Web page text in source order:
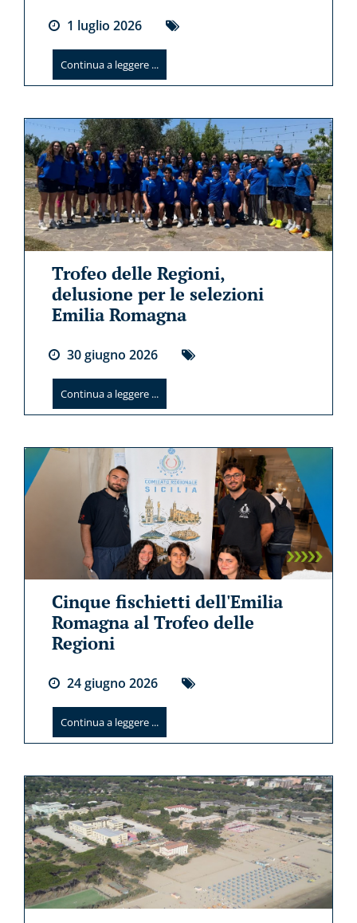
1 luglio 2026
Continua a leggere ...
Trofeo delle Regioni,
delusione per le selezioni
Emilia Romagna
30giugno 2026
Continua a leggere ...
Cinque fischietti dell'Emilia
Romagna al Trofeo delle
Regioni
24giugno 2026
Continua a leggere ...